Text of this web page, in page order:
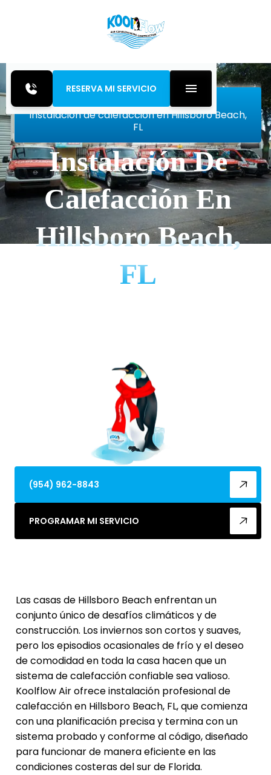
RESERVA MI SERVICIO
Instalación de calefacción en Hillsboro Beach,
FL
Instalación De
Calefacción En
Hillsboro Beach,
FL
(954) 962-8843
PROGRAMAR MI SERVICIO
Las casas de Hillsboro Beach enfrentan un
conjunto único de desafíos climáticos y de
construcción. Los inviernos son cortos y suaves,
pero los episodios ocasionales de frío y el deseo
de comodidad en toda la casa hacen que un
sistema de calefacción confiable sea valioso.
Koolflow Air ofrece instalación profesional de
calefacción en Hillsboro Beach, FL, que comienza
con una planificación precisa y termina con un
sistema probado y conforme al código, diseñado
para funcionar de manera eficiente en las
condiciones costeras del sur de Florida.